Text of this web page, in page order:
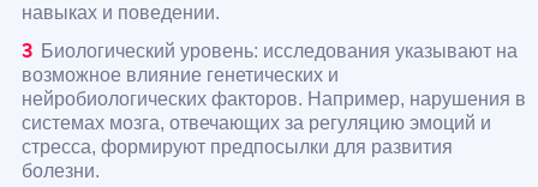
навыках и поведении.
Биологический уровень: исследования указывают на
возможное влияние генетических и
нейробиологических факторов. Например, нарушения в
системах мозга, отвечающих за регуляцию эмоций и
стресса, формируют предпосылки для развития
болезни.